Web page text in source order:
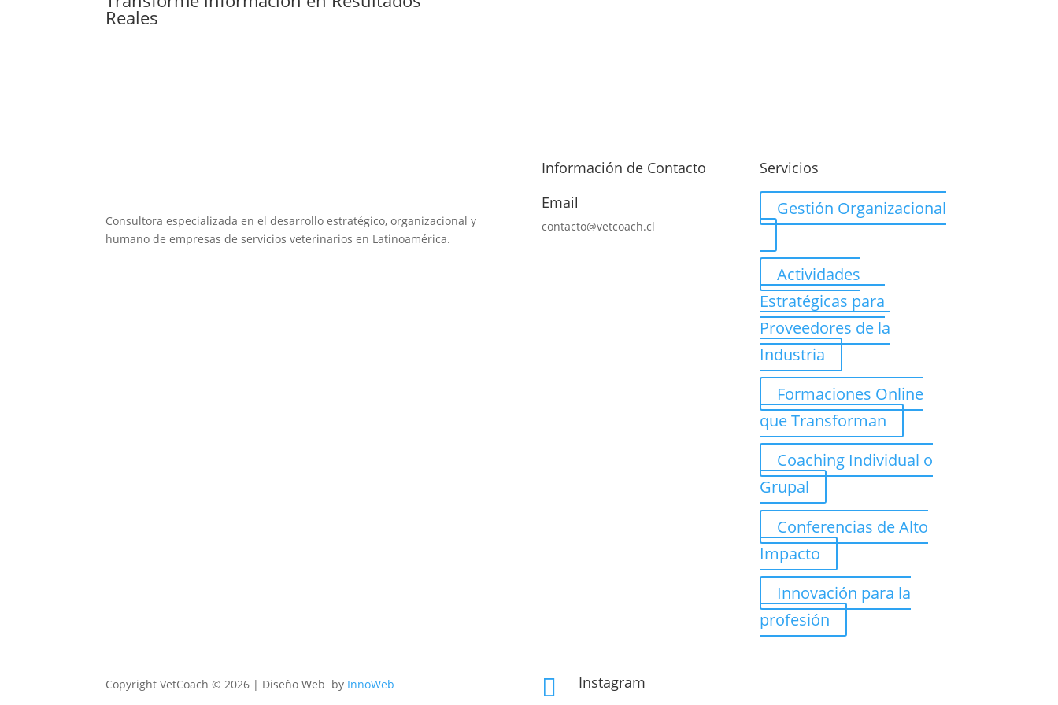
Reales
Consultora especializada en el desarrollo estratégico, organizacional y
humano de empresas de servicios veterinarios en Latinoamérica.
Información de Contacto
Email
contacto@vetcoach.cl
Servicios
Gestión Organizacional
Actividades
Estratégicas para
Proveedores de la
Industria
Formaciones Online
que Transforman
Coaching Individual o
Grupal
Conferencias de Alto
Impacto
Innovación para la
profesión
Copyright VetCoach © 2026 | Diseño Web by InnoWeb  Instagram